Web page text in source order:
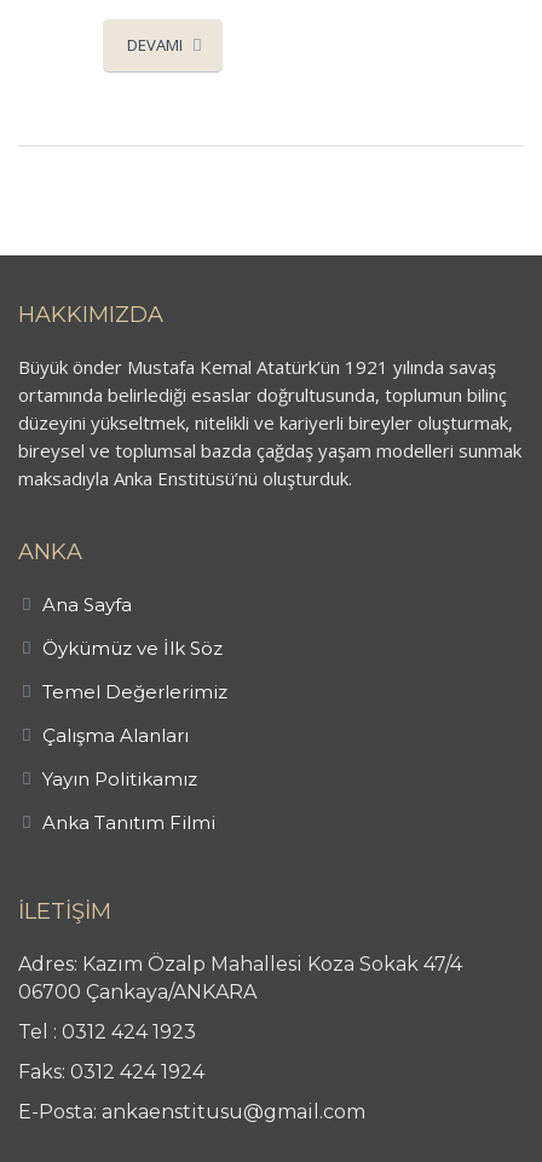
DEVAMI
HAKKIMIZDA
Büyük önder Mustafa Kemal Atatürk’ün 1921 yılında savaş
ortamında belirlediği esaslar doğrultusunda, toplumun bilinç
düzeyini yükseltmek, nitelikli ve kariyerli bireyler oluşturmak,
bireysel ve toplumsal bazda çağdaş yaşam modelleri sunmak
maksadıyla Anka Enstitüsü’nü oluşturduk.
ANKA
Ana Sayfa
Öykümüz ve İlk Söz
Temel Değerlerimiz
Çalışma Alanları
Yayın Politikamız
Anka Tanıtım Filmi
İLETİŞİM
Adres: Kazım Özalp Mahallesi Koza Sokak 47/4
06700 Çankaya/ANKARA
Tel : 0312 424 1923
Faks: 0312 424 1924
E-Posta: ankaenstitusu@gmail.com